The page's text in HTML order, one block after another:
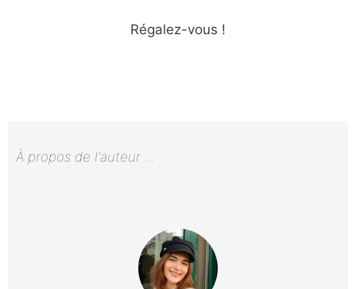
Régalez-vous !
À propos de l'auteur